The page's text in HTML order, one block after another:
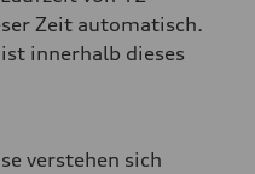
Zeit automatisch.
innerhalb dieses
verstehen sich